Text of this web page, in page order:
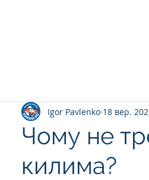
Чому не
килима?
Igor Pavlenko 18 вер.